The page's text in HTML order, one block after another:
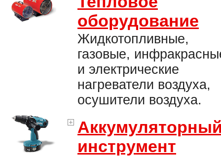
оборудование
Жидкотопливные,
газовые,
и электрические
нагреватели воздуха,
осушители воздуха.
инструмент